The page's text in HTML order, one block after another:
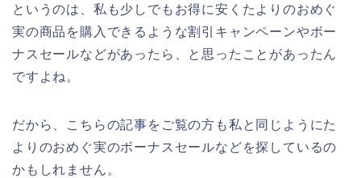
というのは、私も少しでもお得に安くたよりのおめぐ
実の商品を購入できるような割引キャンペーンやボー
ナスセールなどがあったら、と思ったことがあったん
ですよね。
だから、こちらの記事をご覧の方も私と同じようにた
よりのおめぐ実のボーナスセールなどを探しているの
かもしれません。